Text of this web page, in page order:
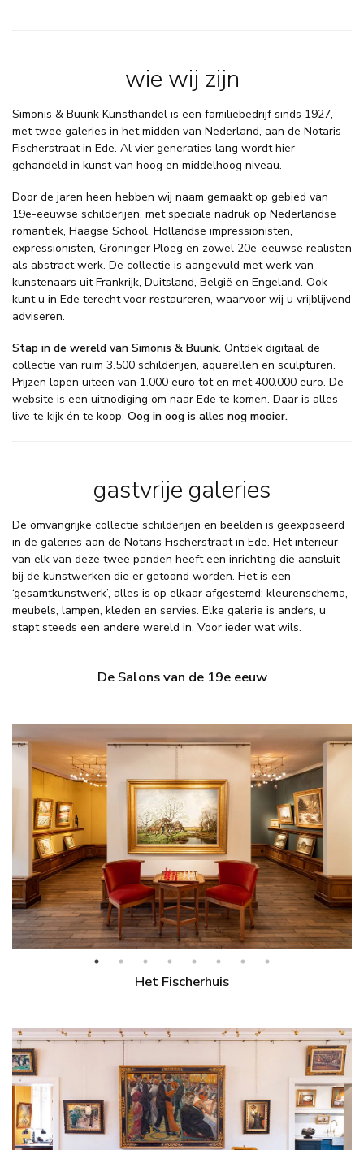
wie wij zijn
Simonis & Buunk Kunsthandel is een familiebedrijf sinds 1927,
met twee galeries in het midden van Nederland, aan de Notaris
Fischerstraat in Ede. Al vier generaties lang wordt hier
gehandeld in kunst van hoog en middelhoog niveau.
Door de jaren heen hebben wij naam gemaakt op gebied van
19e-eeuwse schilderijen, met speciale nadruk op Nederlandse
romantiek, Haagse School, Hollandse impressionisten,
expressionisten, Groninger Ploeg en zowel 20e-eeuwse realisten
als abstract werk. De collectie is aangevuld met werk van
kunstenaars uit Frankrijk, Duitsland, België en Engeland. Ook
kunt u in Ede terecht voor restaureren, waarvoor wij u vrijblijvend
adviseren.
Stap in de wereld van Simonis & Buunk. Ontdek digitaal de
collectie van ruim 3.500 schilderijen, aquarellen en sculpturen.
Prijzen lopen uiteen van 1.000 euro tot en met 400.000 euro. De
website is een uitnodiging om naar Ede te komen. Daar is alles
live te kijk én te koop. Oog in oog is alles nog mooier.
gastvrije galeries
De omvangrijke collectie schilderijen en beelden is geëxposeerd
in de galeries aan de Notaris Fischerstraat in Ede. Het interieur
van elk van deze twee panden heeft een inrichting die aansluit
bij de kunstwerken die er getoond worden. Het is een
‘gesamtkunstwerk’, alles is op elkaar afgestemd: kleurenschema,
meubels, lampen, kleden en servies. Elke galerie is anders, u
stapt steeds een andere wereld in. Voor ieder wat wils.
De Salons van de 19e eeuw
Het Fischerhuis